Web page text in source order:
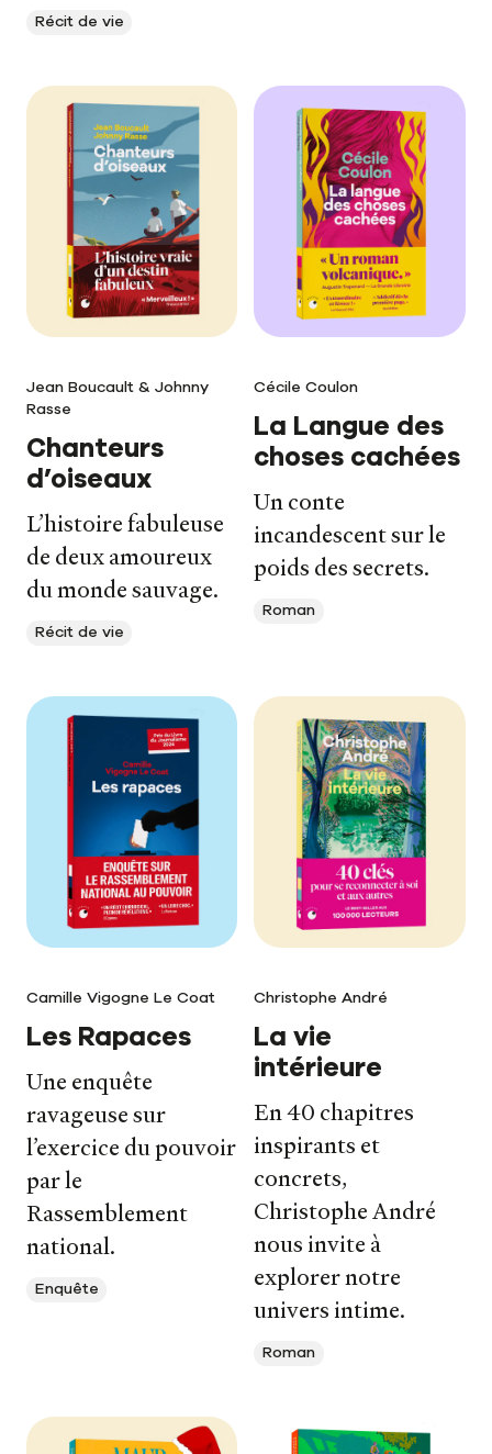
Nos livres
Récit de vie
Jean Boucault & Johnny
Rasse
Chanteurs
d’oiseaux
L’histoire fabuleuse
de deux amoureux
du monde sauvage.
Récit de vie
Cécile Coulon
La Langue des
choses cachées
Un conte
incandescent sur le
poids des secrets.
Roman
Camille Vigogne Le Coat
Les Rapaces
Une enquête
ravageuse sur
l’exercice du pouvoir
par le
Rassemblement
national.
Enquête
Christophe André
La vie
intérieure
En 40 chapitres
inspirants et
concrets,
Christophe André
nous invite à
explorer notre
univers intime.
Roman